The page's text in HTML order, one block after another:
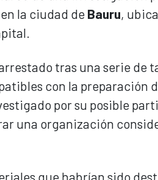
la ciudad de Bauru,
tras una serie de
con la preparación
por su posible
una organización
que habrían sido